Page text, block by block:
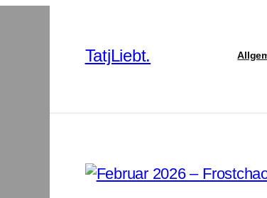
TatjLiebt.